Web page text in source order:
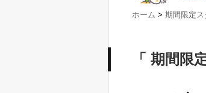
ホーム > 期間限定ス
「 期間限